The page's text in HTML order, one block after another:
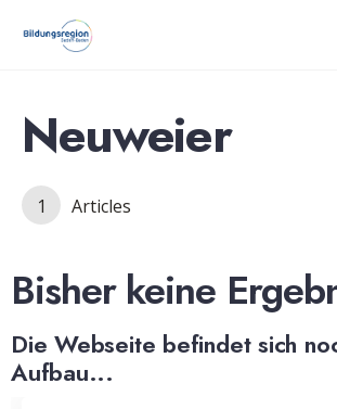
Neuweier
1 Articles
Bisher keine
Die Webseite befindet sich
Aufbau...